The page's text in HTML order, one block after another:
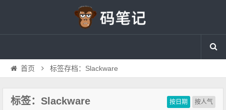
首页 标签存档：Slackware
按日期 按人气
标签：Slackware